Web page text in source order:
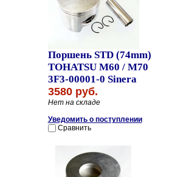
Поршень STD (74mm)
TOHATSU M60 / M70
3F3-00001-0 Sinera
3580 руб.
Нет на складе
Уведомить о поступлении
Сравнить